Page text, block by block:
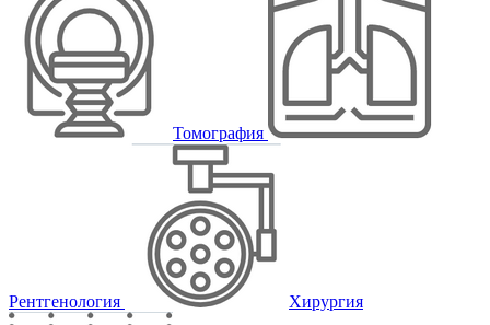
Томография
Рентгенология Хирургия